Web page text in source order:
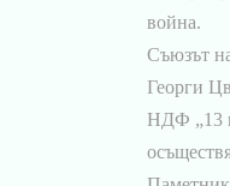
война.
Съюзът
Георги
НДФ „13